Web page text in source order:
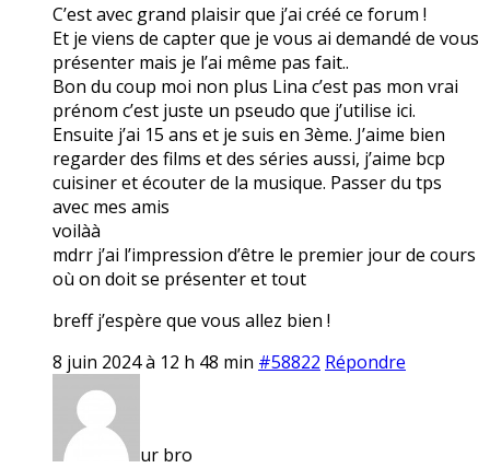
C’est avec grand plaisir que j’ai créé ce forum !
Et je viens de capter que je vous ai demandé de vous
présenter mais je l’ai même pas fait..
Bon du coup moi non plus Lina c’est pas mon vrai
prénom c’est juste un pseudo que j’utilise ici.
Ensuite j’ai 15 ans et je suis en 3ème. J’aime bien
regarder des films et des séries aussi, j’aime bcp
cuisiner et écouter de la musique. Passer du tps
avec mes amis
voilàà
mdrr j’ai l’impression d’être le premier jour de cours
où on doit se présenter et tout
breff j’espère que vous allez bien !
8 juin 2024 à 12 h 48 min #58822 Répondre
ur bro